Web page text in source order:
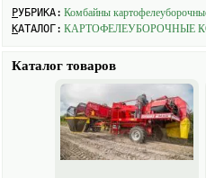
РУБРИКА: Комбайны
КАТАЛОГ: КАРТОФЕЛЕ­УБОРОЧНЫЕ
Каталог товаров